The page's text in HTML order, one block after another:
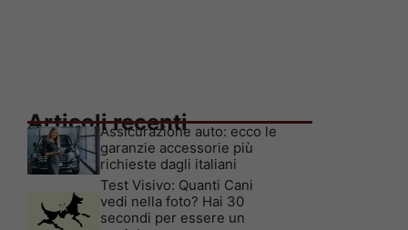
Articoli recenti
Assicurazione auto: ecco le
garanzie accessorie più
richieste dagli italiani
Test Visivo: Quanti Cani
vedi nella foto? Hai 30
secondi per essere un